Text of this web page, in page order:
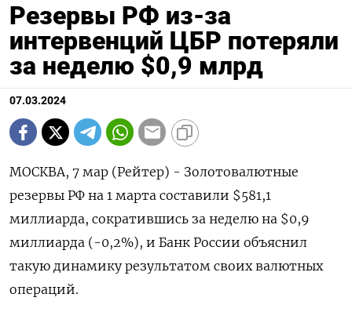
Резервы РФ из-за
интервенций ЦБР потеряли
за неделю $0,9 млрд
07.03.2024
МОСКВА, 7 мар (Рейтер) - Золотовалютные
резервы РФ на 1 марта составили $581,1
миллиарда, сократившись за неделю на $0,9
миллиарда (-0,2%), и Банк России объяснил
такую динамику результатом своих валютных
операций.